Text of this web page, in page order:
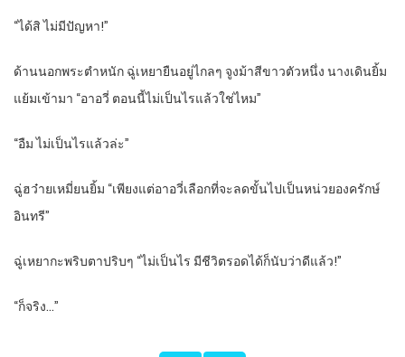
“ได้สิ ไม่มีปัญหา!”
ด้านนอกพระตำหนัก ฉู่เหยายืนอยู่ไกลๆ จูงม้าสีขาวตัวหนึ่ง นางเดินยิ้ม
แย้มเข้ามา “อาอวี่ ตอนนี้ไม่เป็นไรแล้วใช่ไหม”
“อืม ไม่เป็นไรแล้วล่ะ”
ฉู่ฮว๋ายเหมี่ยนยิ้ม “เพียงแต่อาอวี่เลือกที่จะลดขั้นไปเป็นหน่วยองครักษ์
อินทรี”
ฉู่เหยากะพริบตาปริบๆ “ไม่เป็นไร มีชีวิตรอดได้ก็นับว่าดีแล้ว!”
“ก็จริง…”